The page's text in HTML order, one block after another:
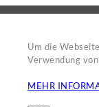
Um die
Verwendung
MEHR